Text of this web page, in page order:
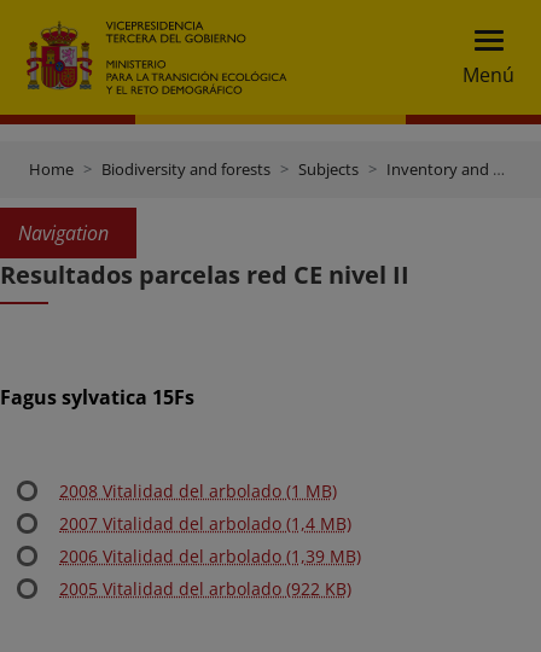
Menú
Home Biodiversity and forests Subjects Inventory and data gateway
Navigation
Resultados parcelas red CE nivel II
Fagus sylvatica 15Fs
2008 Vitalidad del arbolado (1 MB)
2007 Vitalidad del arbolado (1,4 MB)
2006 Vitalidad del arbolado (1,39 MB)
2005 Vitalidad del arbolado (922 KB)